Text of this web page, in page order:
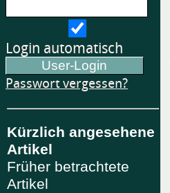
Login automatisch
Passwort vergessen?
Kürzlich angesehene
Artikel
Früher betrachtete
Artikel